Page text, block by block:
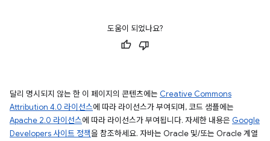
도움이 되었나요?
달리 명시되지 않는 한 이 페이지의 콘텐츠에는 Creative Commons
Attribution 4.0 라이선스에 따라 라이선스가 부여되며, 코드 샘플에는
Apache 2.0 라이선스에 따라 라이선스가 부여됩니다. 자세한 내용은 Google
Developers 사이트 정책을 참조하세요. 자바는 Oracle 및/또는 Oracle 계열